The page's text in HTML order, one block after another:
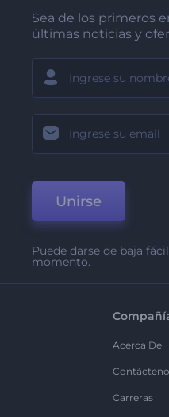
Sea de los primeros
últimas noticias y
Unirse
Puede darse de baja
momento.
Acerca De
Carreras